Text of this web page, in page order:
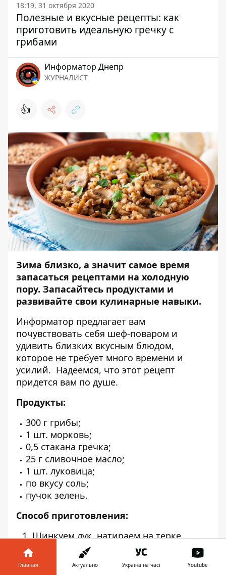
18:19, 31 октября 2020
Полезные и вкусные рецепты: как
приготовить идеальную гречку с
грибами
Информатор Днепр
ЖУРНАЛИСТ
👍
Зима близко, а значит самое время
запасаться рецептами на холодную
пору. Запасайтесь продуктами и
развивайте свои кулинарные навыки.
Информатор предлагает вам
почувствовать себя шеф-поваром и
удивить близких вкусным блюдом,
которое не требует много времени и
усилий. Надеемся, что этот рецепт
придется вам по душе.
Продукты:
300 г грибы;
1 шт. морковь;
0,5 стакана гречка;
25 г сливочное масло;
1 шт. луковица;
по вкусу соль;
пучок зелень.
Способ приготовления:
Шинкуем лук, натираем на терке
морковь. Обжариваем их минут 5 на
растительном масле до мягкости при
средней температуре.
Главная Актуально Україна на часі Youtube